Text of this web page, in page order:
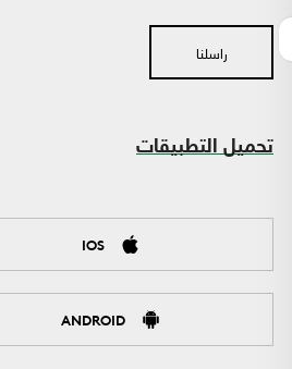
راسلنا
تحميل التطبيقات
IOS
ANDROID